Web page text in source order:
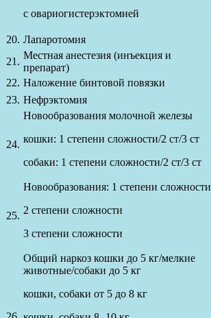
с овариогистерэктомией
20. Лапаротомия
21.
Местная анестезия (инъекция и
препарат)
22. Наложение бинтовой повязки
23. Нефрэктомия
24.
Новообразования молочной железы
кошки: 1 степени сложности/2 ст/3 ст
собаки: 1 степени сложности/2 ст/3 ст
25.
Новообразования: 1 степени сложности
2 степени сложности
3 степени сложности
Общий наркоз кошки до 5 кг/мелкие
животные/собаки до 5 кг
кошки, собаки от 5 до 8 кг